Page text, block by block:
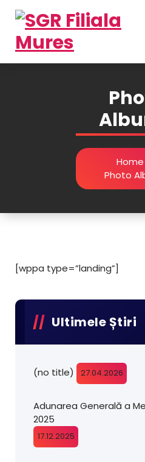
content
Home
Photo
[wppa type=”landing”]
Ultimele Știri
(no title) 27.04.2026
Adunarea Generală a
2025
17.12.2025